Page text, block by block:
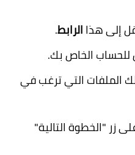
إلى هذاالرابط.
الخاص بك.
الملفات التي ترغب في
زر "الخطوة التالية"